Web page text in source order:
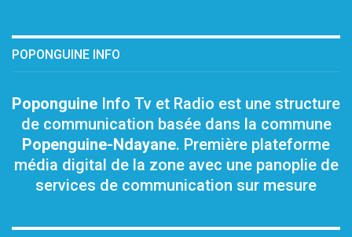
POPONGUINE INFO
Poponguine Info Tv et Radio est une structure
de communication basée dans la commune
Popenguine-Ndayane. Première plateforme
média digital de la zone avec une panoplie de
services de communication sur mesure